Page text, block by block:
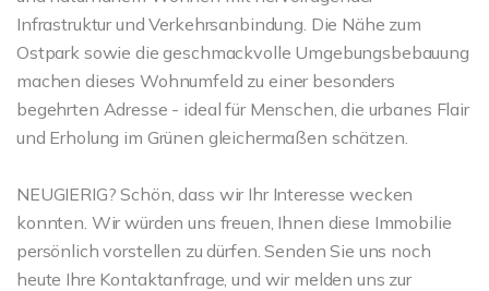
Infrastruktur und Verkehrsanbindung. Die Nähe zum
Ostpark sowie die geschmackvolle Umgebungsbebauung
machen dieses Wohnumfeld zu einer besonders
begehrten Adresse - ideal für Menschen, die urbanes Flair
und Erholung im Grünen gleichermaßen schätzen.
NEUGIERIG? Schön, dass wir Ihr Interesse wecken
konnten. Wir würden uns freuen, Ihnen diese Immobilie
persönlich vorstellen zu dürfen. Senden Sie uns noch
heute Ihre Kontaktanfrage, und wir melden uns zur